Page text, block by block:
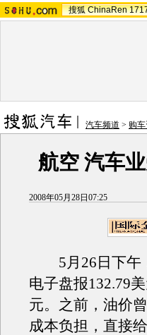
搜狐 ChinaRen
汽车频道 > 购
航空 汽车
2008年05月28日07:25
5月26日下午
电子盘报132.79
元。之前，油价
成本负担，直接